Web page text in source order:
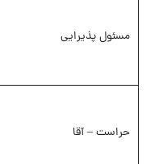
مسئول پذیرایی
حراست – آقا